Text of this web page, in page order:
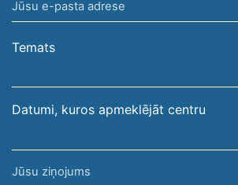
uzvārds
Jūsu
e-
pasta
Temats
Datumi, kuros apmeklējāt centru
Jūsu